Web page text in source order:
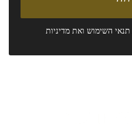
תנאי השימוש ואת מדיניות